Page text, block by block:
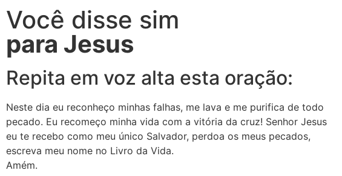
Você disse sim
para Jesus
Repita em voz alta esta oração:
Neste dia eu reconheço minhas falhas, me lava e me purifica de todo
pecado. Eu recomeço minha vida com a vitória da cruz! Senhor Jesus
eu te recebo como meu único Salvador, perdoa os meus pecados,
escreva meu nome no Livro da Vida.
Amém.